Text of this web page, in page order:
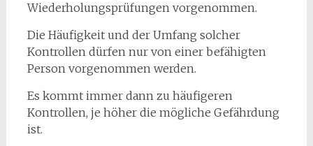
Wiederholungsprüfungen vorgenommen.
Die Häufigkeit und der Umfang solcher
Kontrollen dürfen nur von einer befähigten
Person vorgenommen werden.
Es kommt immer dann zu häufigeren
Kontrollen, je höher die mögliche Gefährdung
ist.